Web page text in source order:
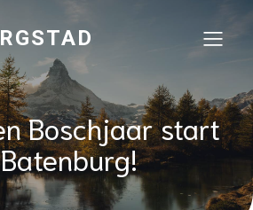
Boschjaar start